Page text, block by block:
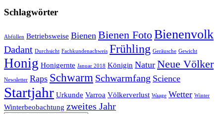
Schlagwörter
Abfüllen Betriebsweise Bienen Bienen FotoBienenvolk
Dadant Durchsicht Fachkundenachweis Frühling Geräusche Gewicht
Honig Honigernte Januar 2018 Königin Natur Neue Völker
Newsletter Raps Schwarm Schwarmfang Science
Startjahr Urkunde Varroa Völkerverlust Waage Wetter Winter
Winterbeobachtung zweites Jahr